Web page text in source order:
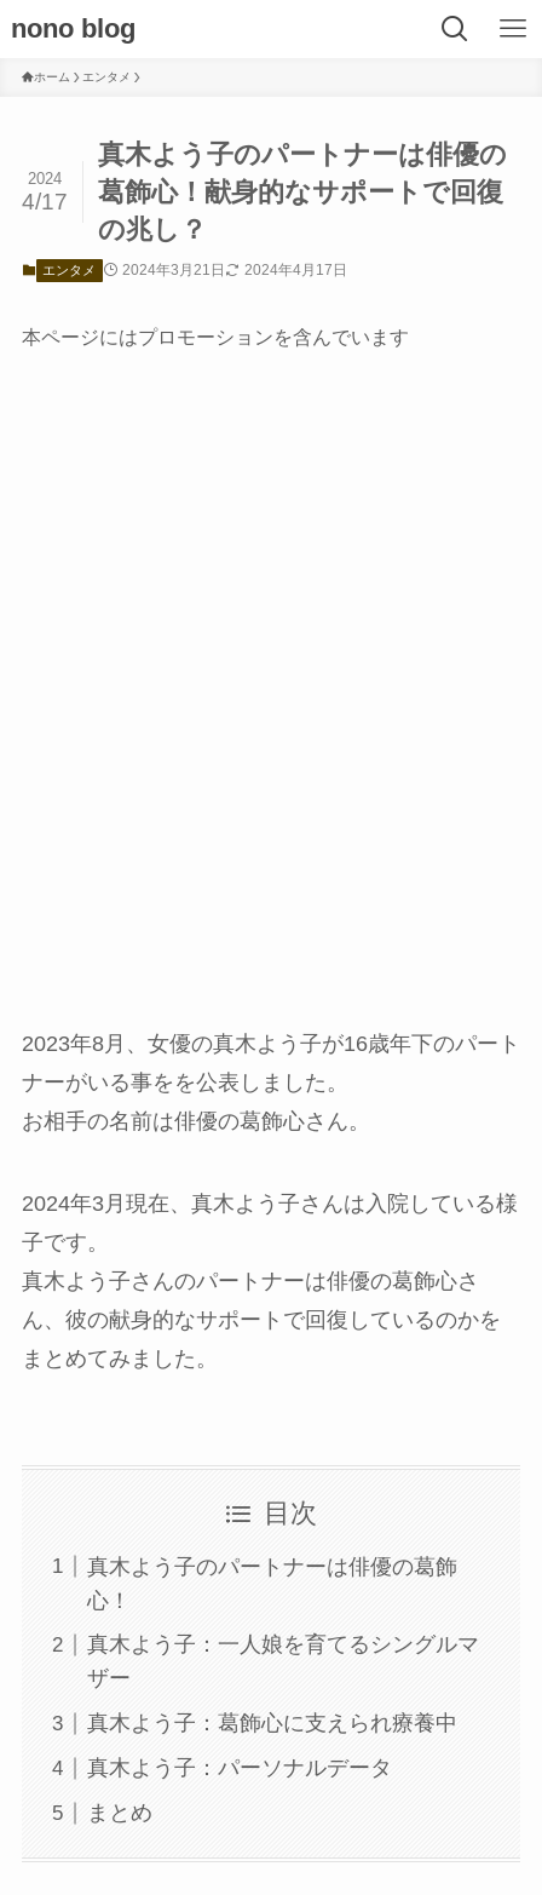
nono blog
ホーム エンタメ
真木よう子のパートナーは俳優の
葛飾心！献身的なサポートで回復
の兆し？
2024
4/17
エンタメ 2024年3月21日 2024年4月17日
本ページにはプロモーションを含んでいます
2023年8月、女優の真木よう子が16歳年下のパート
ナーがいる事をを公表しました。
お相手の名前は俳優の葛飾心さん。
2024年3月現在、真木よう子さんは入院している様
子です。
真木よう子さんのパートナーは俳優の葛飾心さ
ん、彼の献身的なサポートで回復しているのかを
まとめてみました。
目次
真木よう子のパートナーは俳優の葛飾
心！
真木よう子：一人娘を育てるシングルマ
ザー
真木よう子：葛飾心に支えられ療養中
真木よう子：パーソナルデータ
まとめ